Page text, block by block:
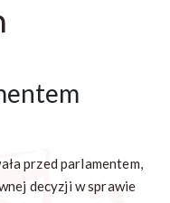
przed parlamentem,
decyzji w sprawie